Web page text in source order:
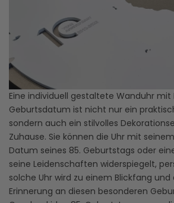
Eine individuell gestaltete Wanduhr mit
Geburtsdatum ist nicht nur ein
sondern auch ein stilvolles
Zuhause. Sie können die Uhr mit
Datum seines 85. Geburtstags oder
seine Leidenschaften widerspiegelt,
solche Uhr wird zu einem Blickfang
Erinnerung an diesen besonderen